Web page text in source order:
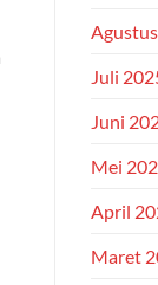
Juli
Juni
Mei
April
Maret